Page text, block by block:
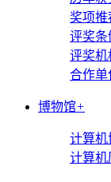
奖项推
评奖条
评奖机
合作单
博物馆+
计算机
计算机